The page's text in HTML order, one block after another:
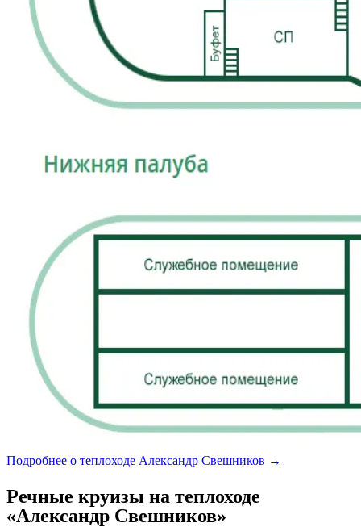
Подробнее о теплоходе Александр Свешников →
Речные круизы на теплоходе
«Александр Свешников»